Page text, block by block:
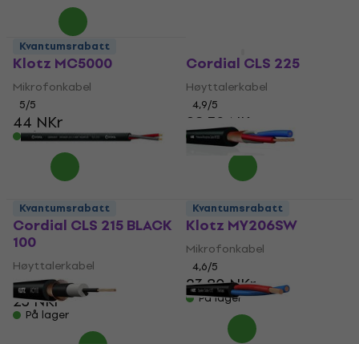
Klotz MC5000
Mikrofonkabel
5/5
44 NKr
På lager
Cordial CLS 225
Høyttalerkabel
4,9/5
28,30 NKr
På lager
Kvantumsrabatt
Cordial CLS 215 BLACK
100
Høyttalerkabel
4,9/5
23 NKr
På lager
Klotz MY206SW
Mikrofonkabel
4,6/5
23,80 NKr
På lager
Kvantumsrabatt Kvantumsrabatt